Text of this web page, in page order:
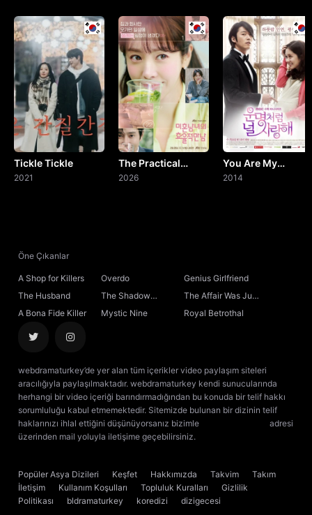
16. Bölüm Final
17. Bölüm Özel Bölüm
Tickle Tickle
2021
The Practical
Guide to Love
2026
You Are My
Destiny
2014
Öne Çıkanlar
A Shop for Killers Overdo
Genius Girlfriend
The Husband
The Shadow
Sovereign
The Affair Was Just
the Beginning
A Bona Fide Killer Mystic Nine Royal Betrothal
webdramaturkey’de yer alan tüm içerikler video paylaşım siteleri
aracılığıyla paylaşılmaktadır. webdramaturkey kendi sunucularında
herhangi bir video içeriği barındırmadığından bu konuda bir telif hakkı
sorumluluğu kabul etmemektedir. Sitemizde bulunan bir dizinin telif
haklarınızı ihlal ettiğini düşünüyorsanız bizimle
adresi
üzerinden mail yoluyla iletişime geçebilirsiniz.
Popüler Asya Dizileri Keşfet Hakkımızda Takvim
Takım
İletişim
Kullanım Koşulları Topluluk Kuralları
Gizlilik
Politikası
bldramaturkey koredizi
dizigecesi